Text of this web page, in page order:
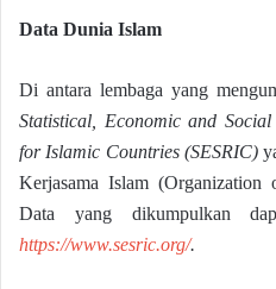
Data Dunia Islam
Di antara lembaga yang
Statistical, Economic and
for Islamic Countries (SESRIC)
Kerjasama Islam
Data yang dikumpulkan
https://www.sesric.org/.